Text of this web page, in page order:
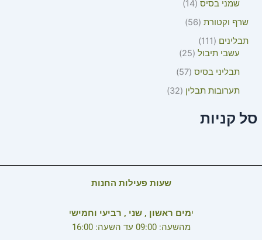
שמני בסיס 14
שרף וקטורת 56
תבלינים
111
עשבי תיבול 25
תבליני בסיס 57
תערובות תבלין
32
סל קניות
שעות פעילות החנות
ימים ראשון , שני , רביעי וחמישי
מהשעה: 09:00 עד השעה: 16:00